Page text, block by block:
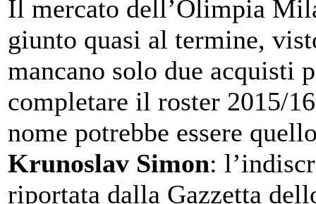
Il mercato dell’Olimpia
giunto quasi al termine,
mancano solo due acquisti
completare il roster 2015/
nome potrebbe essere
Krunoslav Simon:
riportata dalla Gazzetta